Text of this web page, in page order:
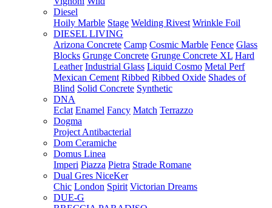
Diesel
Hoily Marble Stage Welding Rivest Wrinkle Foil
DIESEL LIVING
Arizona Concrete Camp Cosmic Marble Fence Glass
Blocks Grunge Concrete Grunge Concrete XL Hard
Leather Industrial Glass Liquid Cosmo Metal Perf
Mexican Cement Ribbed Ribbed Oxide Shades of
Blind Solid Concrete Synthetic
DNA
Eclat Enamel Fancy Match Terrazzo
Dogma
Project Antibacterial
Dom Ceramiche
Domus Linea
Imperi Piazza Pietra Strade Romane
Dual Gres NiceKer
Chic London Spirit Victorian Dreams
DUE-G